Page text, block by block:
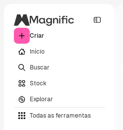
Criar
Início
Buscar
Stock
Explorar
Todas as ferramentas